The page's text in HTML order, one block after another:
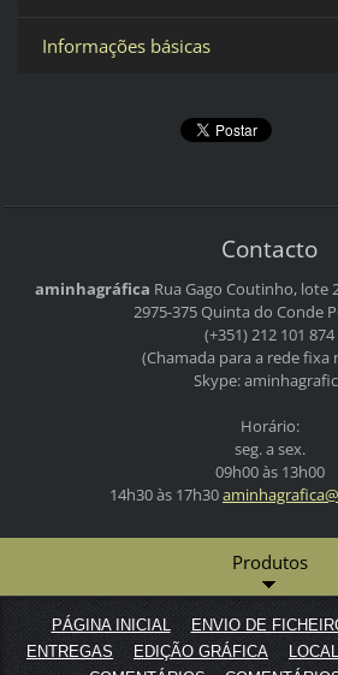
Informações básicas
Contacto
aminhagráfica Rua Gago Coutinho, lote
2975-375 Quinta do Conde
(+351) 212 101 874
(Chamada para a rede fixa
Skype:
Horário:
seg. a sex.
09h00 às 13h00
14h30 às 17h30aminhagr
Produtos
PÁGINA INICIAL ENVIO DE
ENTREGAS
EDIÇÃO GRÁFICA